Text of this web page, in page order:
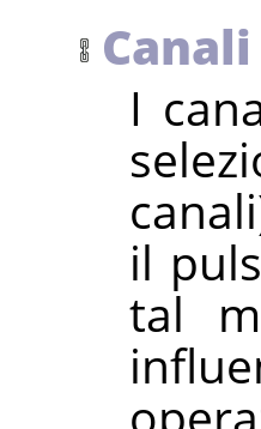
I
il
tal